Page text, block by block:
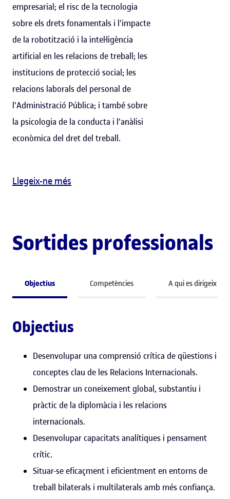
empresarial; el risc de la tecnologia
sobre els drets fonamentals i l'impacte
de la robotització i la intel·ligència
artificial en les relacions de treball; les
institucions de protecció social; les
relacions laborals del personal de
l'Administració Pública; i també sobre
la psicologia de la conducta i l'anàlisi
econòmica del dret del treball.
Llegeix-ne més
Sortides professionals
Objectius Competències A qui es dirigeix
Objectius
Desenvolupar una comprensió crítica de qüestions i
conceptes clau de les Relacions Internacionals.
Demostrar un coneixement global, substantiu i
pràctic de la diplomàcia i les relacions
internacionals.
Desenvolupar capacitats analítiques i pensament
crític.
Situar-se eficaçment i eficientment en entorns de
treball bilaterals i multilaterals amb més confiança.